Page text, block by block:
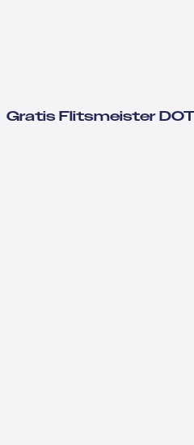
Gratis Flitsmeister